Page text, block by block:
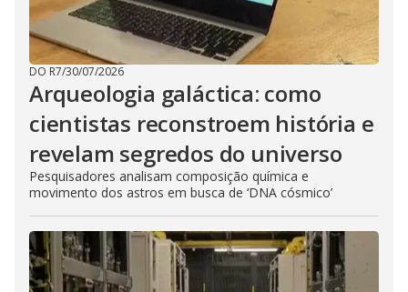
DO R7/30/07/2026
Arqueologia galáctica: como
cientistas reconstroem história e
revelam segredos do universo
Pesquisadores analisam composição química e
movimento dos astros em busca de ‘DNA cósmico’